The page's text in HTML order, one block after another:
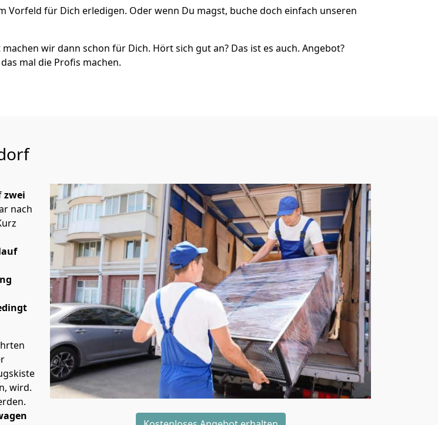
Vorfeld für Dich erledigen. Oder wenn Du magst, buche doch einfach unseren
wir dann schon für Dich. Hört sich gut an? Das ist es auch. Angebot?
mal die Profis machen.
zwei
nach
wird.